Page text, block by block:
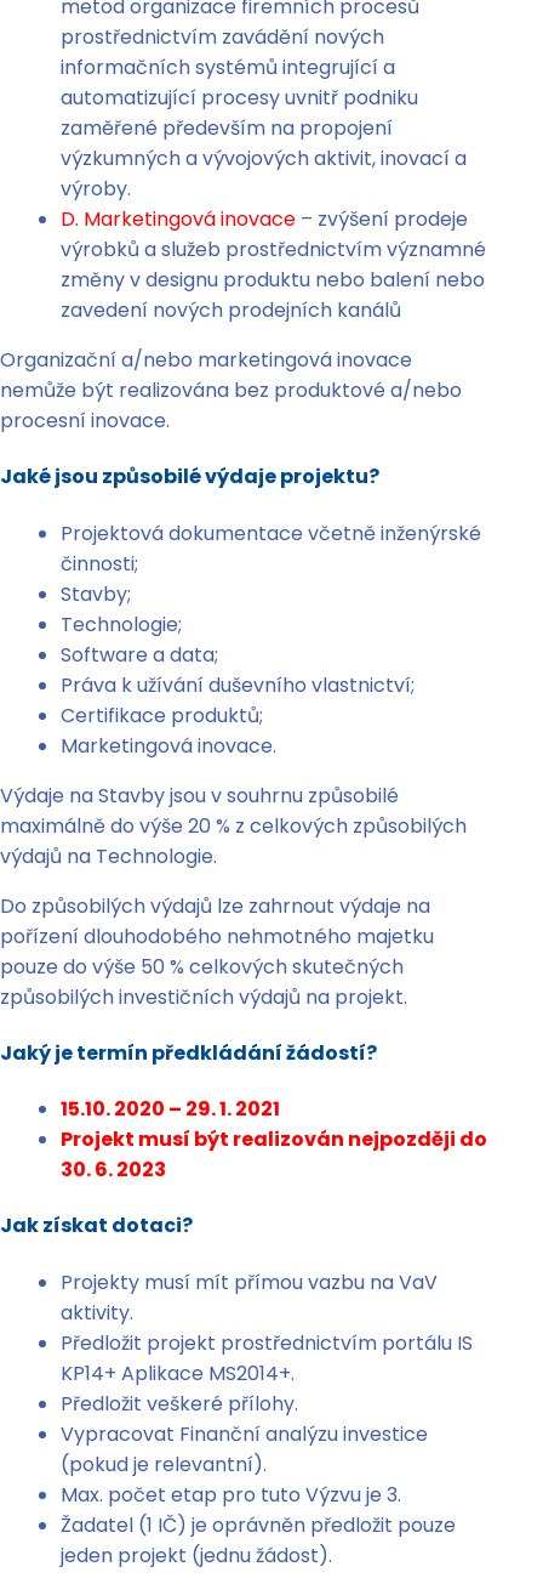
metod organizace firemních procesů
prostřednictvím zavádění nových
informačních systémů integrující a
automatizující procesy uvnitř podniku
zaměřené především na propojení
výzkumných a vývojových aktivit, inovací a
výroby.
D. Marketingová inovace – zvýšení prodeje
výrobků a služeb prostřednictvím významné
změny v designu produktu nebo balení nebo
zavedení nových prodejních kanálů
Organizační a/nebo marketingová inovace
nemůže být realizována bez produktové a/nebo
procesní inovace.
Jaké jsou způsobilé výdaje projektu?
Projektová dokumentace včetně inženýrské
činnosti;
Stavby;
Technologie;
Software a data;
Práva k užívání duševního vlastnictví;
Certifikace produktů;
Marketingová inovace.
Výdaje na Stavby jsou v souhrnu způsobilé
maximálně do výše 20 % z celkových způsobilých
výdajů na Technologie.
Do způsobilých výdajů lze zahrnout výdaje na
pořízení dlouhodobého nehmotného majetku
pouze do výše 50 % celkových skutečných
způsobilých investičních výdajů na projekt.
Jaký je termín předkládání žádostí?
15.10. 2020 – 29. 1. 2021
Projekt musí být realizován nejpozději do
30. 6. 2023
Jak získat dotaci?
Projekty musí mít přímou vazbu na VaV
aktivity.
Předložit projekt prostřednictvím portálu IS
KP14+ Aplikace MS2014+.
Předložit veškeré přílohy.
Vypracovat Finanční analýzu investice
(pokud je relevantní).
Max. počet etap pro tuto Výzvu je 3.
Žadatel (1 IČ) je oprávněn předložit pouze
jeden projekt (jednu žádost).